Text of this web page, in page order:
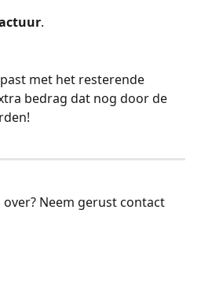
.
met het resterende
bedrag dat nog door de
Neem gerust contact